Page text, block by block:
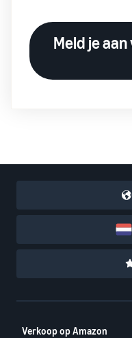
Meld je
Verkoop op Amazon